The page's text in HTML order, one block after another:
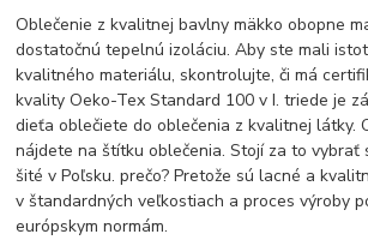
Oblečenie z kvalitnej bavlny mäkko obopne
dostatočnú tepelnú izoláciu. Aby ste mali
kvalitného materiálu, skontrolujte, či má
kvality Oeko-Tex Standard 100 v I. triede je
dieťa oblečiete do oblečenia z kvalitnej látky.
nájdete na štítku oblečenia. Stojí za to vybrať
šité v Poľsku. prečo? Pretože sú lacné a
v štandardných veľkostiach a proces výroby
európskym normám.